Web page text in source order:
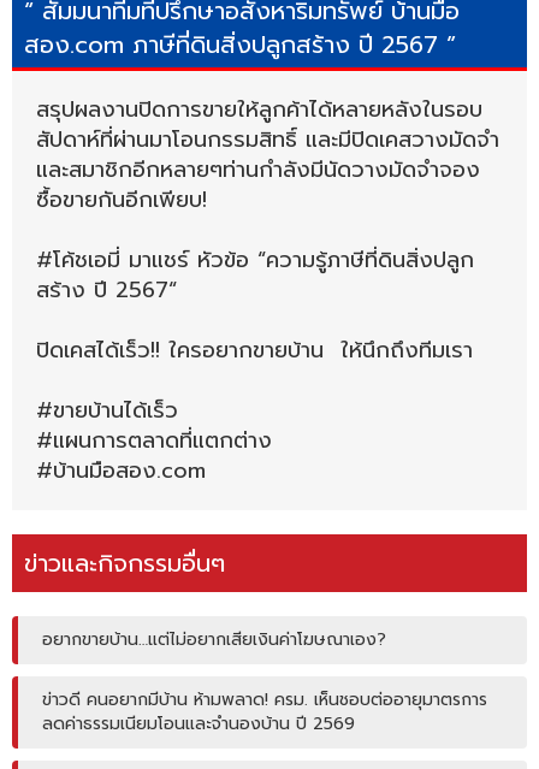
“ สัมมนาทีมที่ปรึกษาอสังหาริมทรัพย์ บ้านมือ
สอง.com ภาษีที่ดินสิ่งปลูกสร้าง ปี 2567 ”
สรุปผลงานปิดการขายให้ลูกค้าได้หลายหลังในรอบ
สัปดาห์ที่ผ่านมาโอนกรรมสิทธิ์ และมีปิดเคสวางมัดจำ
และสมาชิกอีกหลายๆท่านกำลังมีนัดวางมัดจำจอง
ซื้อขายกันอีกเพียบ!
#โค้ชเอมี่ มาแชร์ หัวข้อ “ความรู้ภาษีที่ดินสิ่งปลูก
สร้าง ปี 2567“
ปิดเคสได้เร็ว!! ใครอยากขายบ้าน ให้นึกถึงทีมเรา
#ขายบ้านได้เร็ว
#แผนการตลาดที่แตกต่าง
#บ้านมือสอง.com
ข่าวและกิจกรรมอื่นๆ
อยากขายบ้าน…แต่ไม่อยากเสียเงินค่าโฆษณาเอง?
ข่าวดี คนอยากมีบ้าน ห้ามพลาด! ครม. เห็นชอบต่ออายุมาตรการ
ลดค่าธรรมเนียมโอนและจำนองบ้าน ปี 2569